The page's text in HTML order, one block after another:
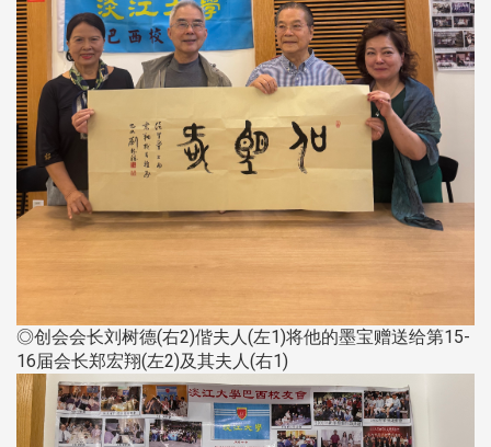
◎创会会长刘树德(右2)偕夫人(左1)将他的墨宝赠送给第15-
16届会长郑宏翔(左2)及其夫人(右1)